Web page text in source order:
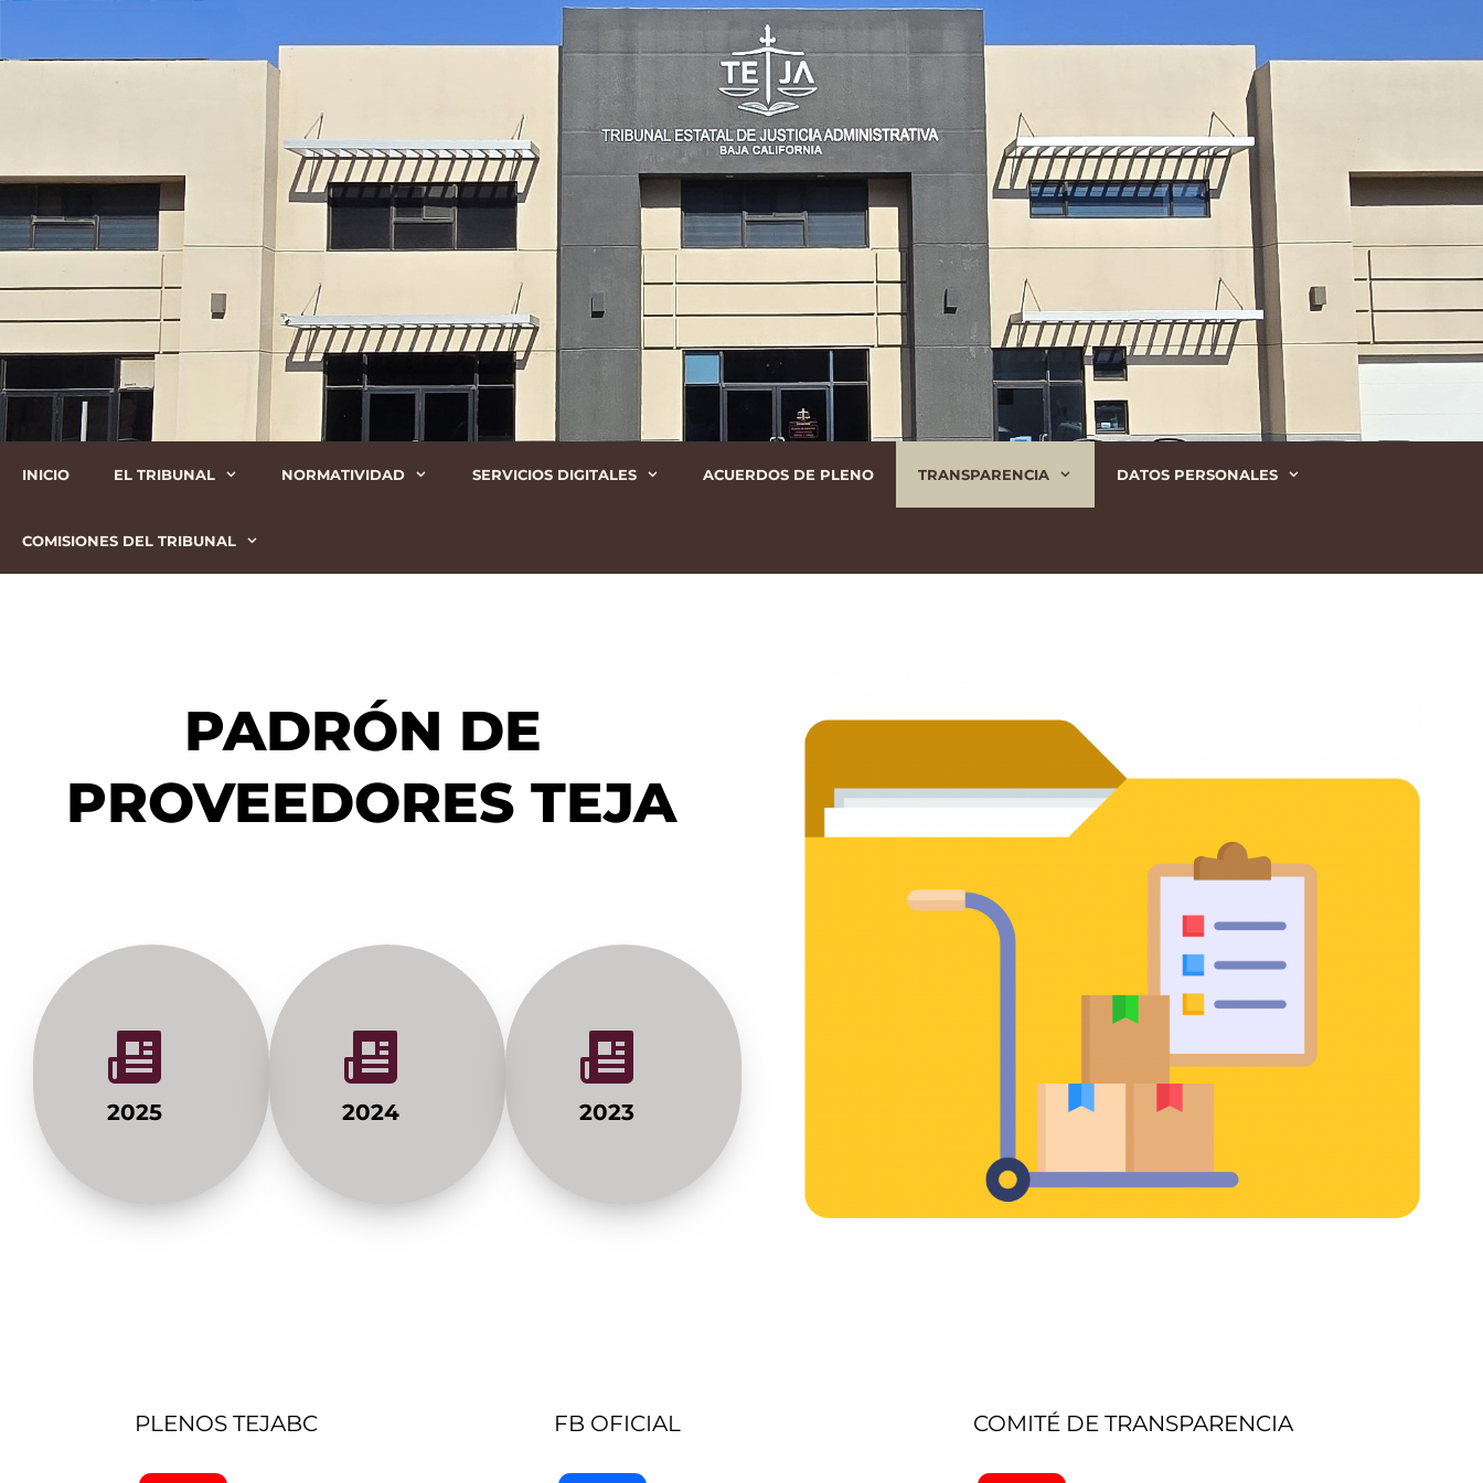
Contenido
INICIO EL TRIBUNAL NORMATIVIDAD SERVICIOS DIGITALES ACUERDOS DE PLENO TRANSPARENCIA DATOS PERSONALES
COMISIONES DEL TRIBUNAL
PADRÓN DE
PROVEEDORES TEJA
2025 2024 2023
PLENOS TEJABC FB OFICIAL COMITÉ DE TRANSPARENCIA